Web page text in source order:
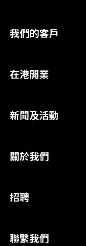
我們的客戶
在港開業
新聞及活動
關於我們
招聘
聯繫我們